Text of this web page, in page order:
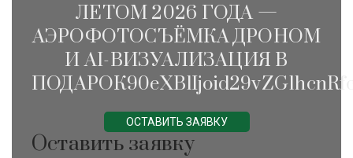
ЛЕТОМ 2026 ГОДА —
АЭРОФОТОСЪЁМКА ДРОНОМ
И AI-ВИЗУАЛИЗАЦИЯ В
ОСТАВИТЬ ЗАЯВКУ
Оставить заявку